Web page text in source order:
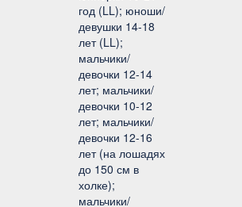
год (LL); юноши/
девушки 14-18
лет (LL);
мальчики/
девочки 12-14
лет; мальчики/
девочки 10-12
лет; мальчики/
девочки 12-16
лет (на лошадях
до 150 см в
холке);
мальчики/